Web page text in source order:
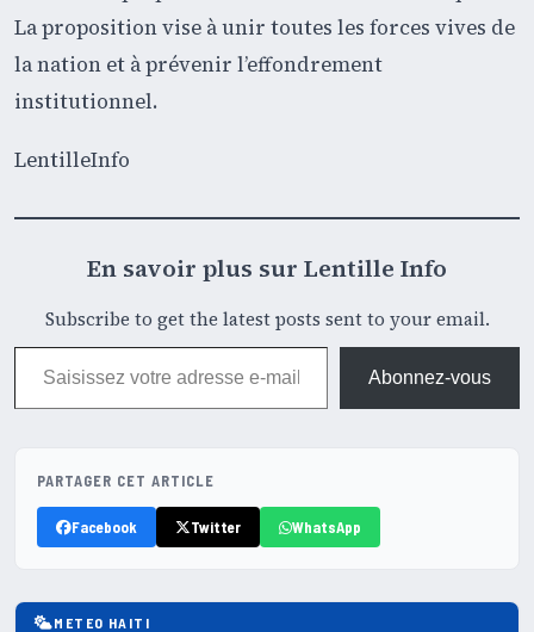
La proposition vise à unir toutes les forces vives de
la nation et à prévenir l’effondrement
institutionnel.
LentilleInfo
En savoir plus sur Lentille Info
Subscribe to get the latest posts sent to your email.
Saisissez votre adresse e-mail…
Abonnez-vous
PARTAGER CET ARTICLE
Facebook Twitter WhatsApp
METEO HAITI